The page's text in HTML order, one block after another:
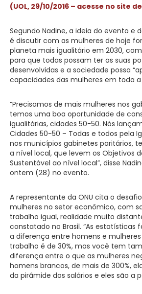
(UOL, 29/10/2016 – acesse no site
Segundo Nadine, a ideia do evento e
é discutir com as mulheres de hoje
planeta mais igualitário em 2030,
para que todas possam ter as suas
desenvolvidas e a sociedade possa
capacidades das mulheres em toda a
“Precisamos de mais mulheres nos
temos uma boa oportunidade de
igualitárias, cidades 50-50. Nós
Cidades 50-50 – Todas e todos pela
nos municípios gabinetes paritários,
a nível local, que levem os Objetivos
Sustentável ao nível local”, disse
ontem (28) no evento.
A representante da ONU cita o
mulheres no setor econômico, com
trabalho igual, realidade muito
constatado no Brasil. “As estatísticas
a diferença entre homens e
trabalho é de 30%, mas você tem
diferença entre o que as mulheres
homens brancos, de mais de 300%,
da pirâmide dos salários e eles são a